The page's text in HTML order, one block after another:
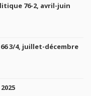
76-2, avril-juin
3/4, juillet-décembre